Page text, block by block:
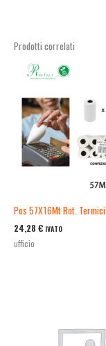
Prodotti correlati
Pos 57X16Mt Rot.
24,28 € IVATO
ufficio